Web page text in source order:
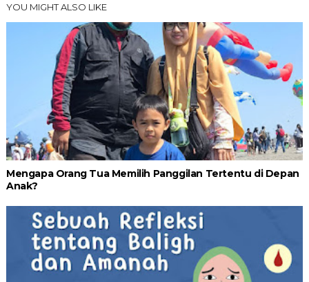
YOU MIGHT ALSO LIKE
Mengapa Orang Tua Memilih Panggilan Tertentu di Depan
Anak?